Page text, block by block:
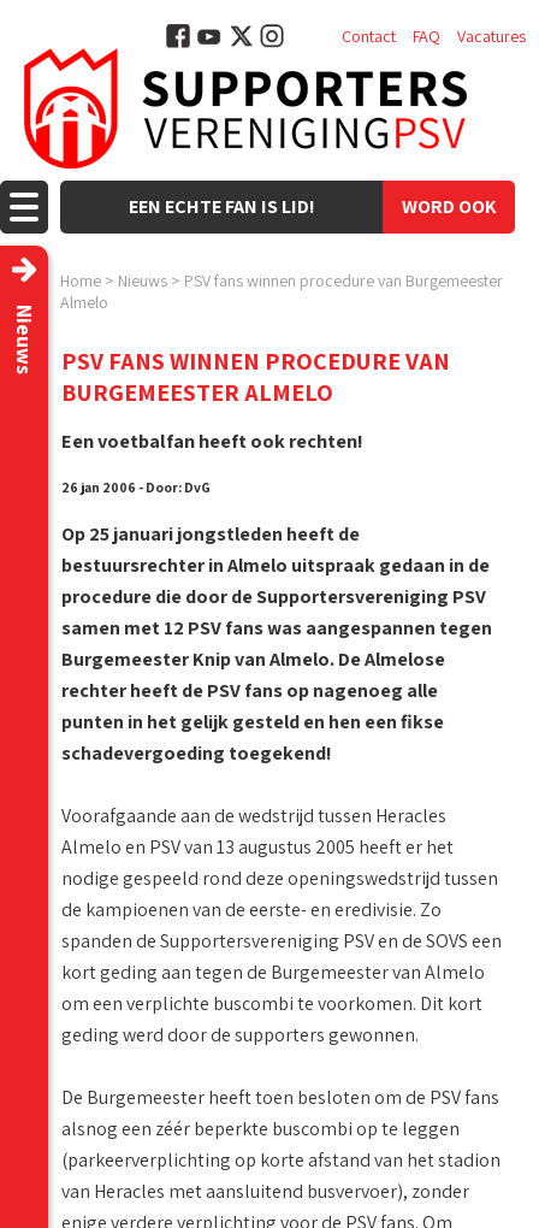
WORD OOK
EEN ECHTE FAN IS LID!
Contact FAQ Vacatures
Home > Nieuws > PSV fans winnen procedure van Burgemeester
Almelo
Nieuws
PSV FANS WINNEN PROCEDURE VAN
BURGEMEESTER ALMELO
Een voetbalfan heeft ook rechten!
26 jan 2006 - Door: DvG
Op 25 januari jongstleden heeft de
bestuursrechter in Almelo uitspraak gedaan in de
procedure die door de Supportersvereniging PSV
samen met 12 PSV fans was aangespannen tegen
Burgemeester Knip van Almelo. De Almelose
rechter heeft de PSV fans op nagenoeg alle
punten in het gelijk gesteld en hen een fikse
schadevergoeding toegekend!
Voorafgaande aan de wedstrijd tussen Heracles
Almelo en PSV van 13 augustus 2005 heeft er het
nodige gespeeld rond deze openingswedstrijd tussen
de kampioenen van de eerste- en eredivisie. Zo
spanden de Supportersvereniging PSV en de SOVS een
kort geding aan tegen de Burgemeester van Almelo
om een verplichte buscombi te voorkomen. Dit kort
geding werd door de supporters gewonnen.
De Burgemeester heeft toen besloten om de PSV fans
alsnog een zéér beperkte buscombi op te leggen
(parkeerverplichting op korte afstand van het stadion
van Heracles met aansluitend busvervoer), zonder
enige verdere verplichting voor de PSV fans. Om